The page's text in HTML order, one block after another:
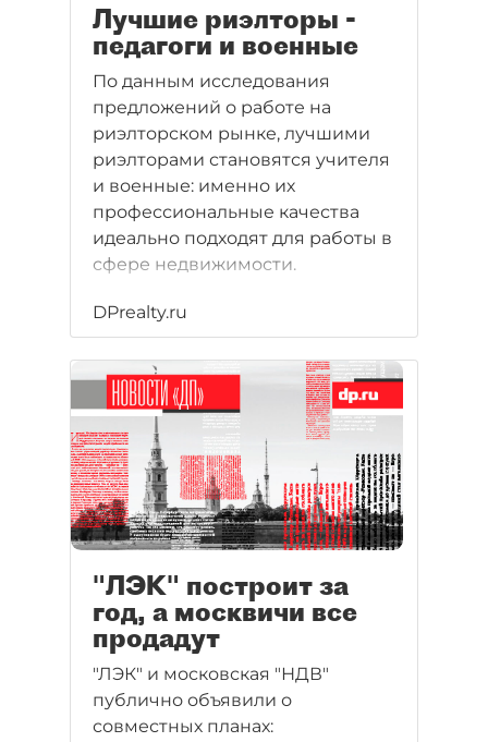
Лучшие риэлторы -
педагоги и военные
По данным исследования
предложений о работе на
риэлторском рынке, лучшими
риэлторами становятся учителя
и военные: именно их
профессиональные качества
идеально подходят для работы в
сфере недвижимости.
DPrealty.ru
"ЛЭК" построит за
год, а москвичи все
продадут
"ЛЭК" и московская "НДВ"
публично объявили о
совместных планах: